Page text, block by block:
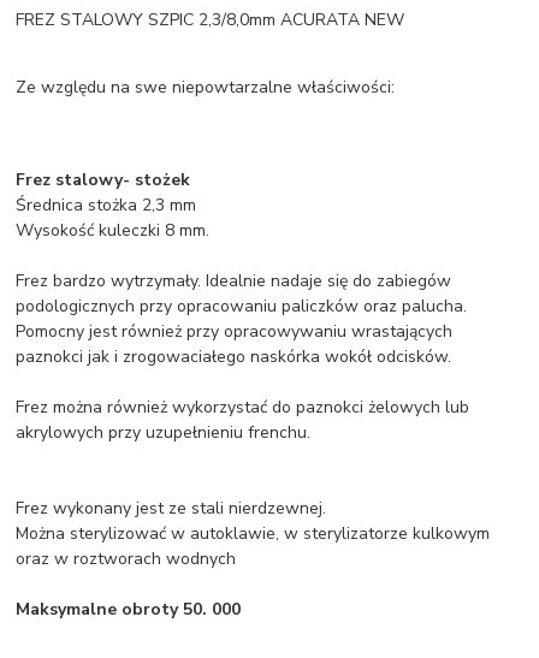
FREZ STALOWY SZPIC 2,3/8,0mm ACURATA NEW
Ze względu na swe niepowtarzalne właściwości:
Frez stalowy- stożek
Średnica stożka 2,3 mm
Wysokość kuleczki 8 mm.
Frez bardzo wytrzymały. Idealnie nadaje się do zabiegów
podologicznych przy opracowaniu paliczków oraz palucha.
Pomocny jest również przy opracowywaniu wrastających
paznokci jak i zrogowaciałego naskórka wokół odcisków.
Frez można również wykorzystać do paznokci żelowych lub
akrylowych przy uzupełnieniu frenchu.
Frez wykonany jest ze stali nierdzewnej.
Można sterylizować w autoklawie, w sterylizatorze kulkowym
oraz w roztworach wodnych
Maksymalne obroty 50. 000